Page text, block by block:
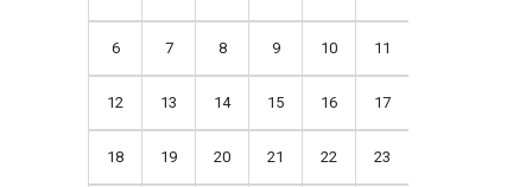
6 7 8 9 10 11
12 13 14 15 16 17
18 19 20 21 22 23